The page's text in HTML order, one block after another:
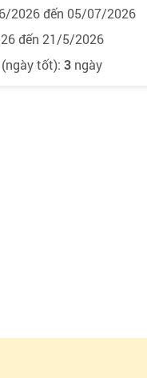
2026 đến 05/07/2026
đến 21/5/2026
(ngày tốt): 3 ngày